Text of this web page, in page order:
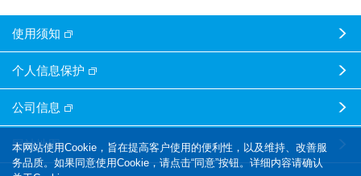
本网站使用Cookie，旨在提高客户使用的便利性，以及维持、改善服
务品质。如果同意使用Cookie，请点击“同意”按钮。详细内容请确认
使用须知
个人信息保护
公司信息
网站地图